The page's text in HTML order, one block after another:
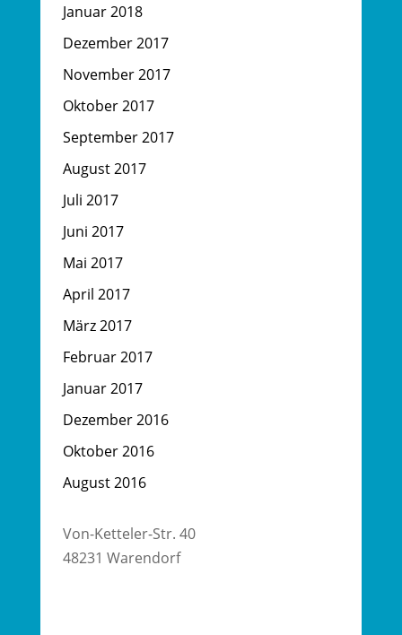
Januar 2018
Dezember 2017
November 2017
Oktober 2017
September 2017
August 2017
Juli 2017
Juni 2017
Mai 2017
April 2017
März 2017
Februar 2017
Januar 2017
Dezember 2016
Oktober 2016
August 2016
Von-Ketteler-Str. 40
48231 Warendorf